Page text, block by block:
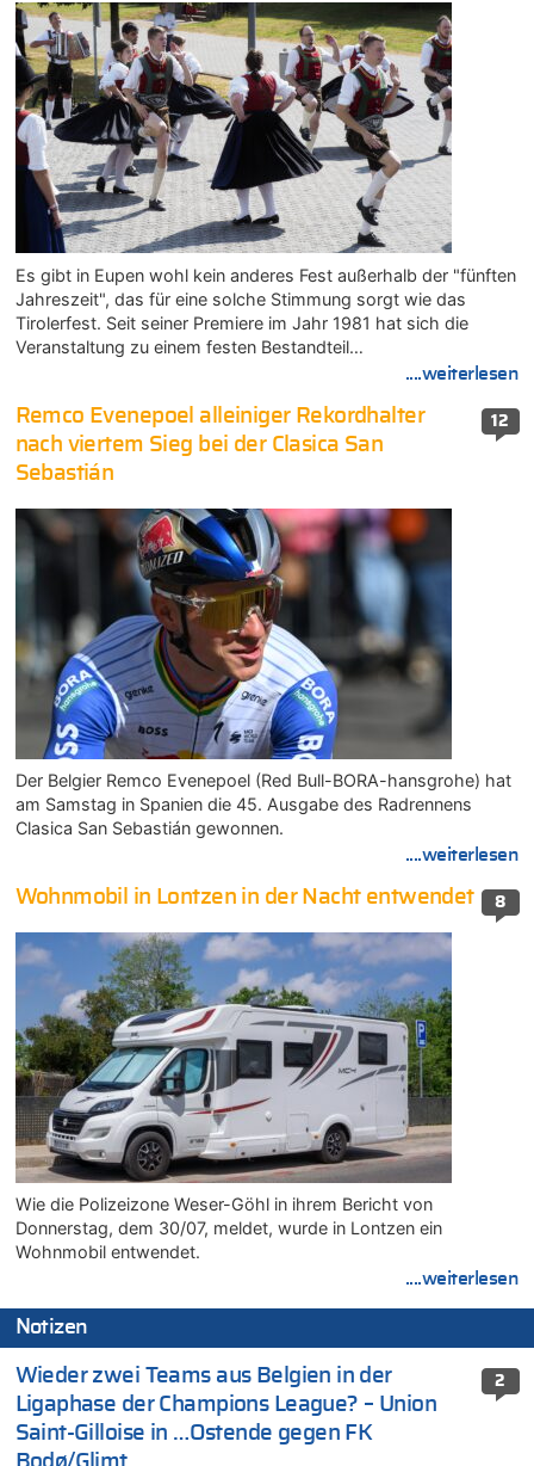
Es gibt in Eupen wohl kein anderes Fest außerhalb der "fünften
Jahreszeit", das für eine solche Stimmung sorgt wie das
Tirolerfest. Seit seiner Premiere im Jahr 1981 hat sich die
Veranstaltung zu einem festen Bestandteil…
....weiterlesen
12
Remco Evenepoel alleiniger Rekordhalter
nach viertem Sieg bei der Clasica San
Sebastián
Der Belgier Remco Evenepoel (Red Bull-BORA-hansgrohe) hat
am Samstag in Spanien die 45. Ausgabe des Radrennens
Clasica San Sebastián gewonnen.
....weiterlesen
8
Wohnmobil in Lontzen in der Nacht entwendet
Wie die Polizeizone Weser-Göhl in ihrem Bericht von
Donnerstag, dem 30/07, meldet, wurde in Lontzen ein
Wohnmobil entwendet.
....weiterlesen
Notizen
2
Wieder zwei Teams aus Belgien in der
Ligaphase der Champions League? – Union
Saint-Gilloise in …Ostende gegen FK